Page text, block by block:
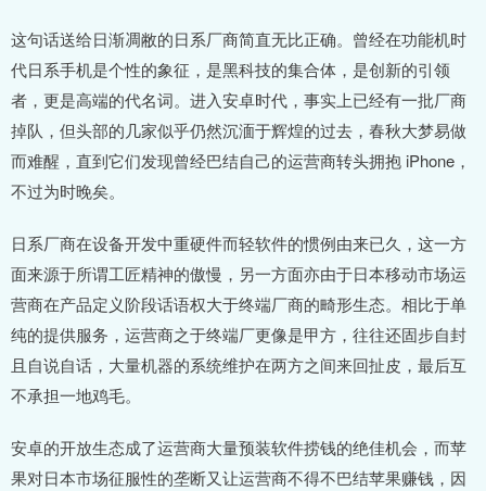
这句话送给日渐凋敝的日系厂商简直无比正确。曾经在功能机时
代日系手机是个性的象征，是黑科技的集合体，是创新的引领
者，更是高端的代名词。进入安卓时代，事实上已经有一批厂商
掉队，但头部的几家似乎仍然沉湎于辉煌的过去，春秋大梦易做
而难醒，直到它们发现曾经巴结自己的运营商转头拥抱 iPhone，
不过为时晚矣。
日系厂商在设备开发中重硬件而轻软件的惯例由来已久，这一方
面来源于所谓工匠精神的傲慢，另一方面亦由于日本移动市场运
营商在产品定义阶段话语权大于终端厂商的畸形生态。相比于单
纯的提供服务，运营商之于终端厂更像是甲方，往往还固步自封
且自说自话，大量机器的系统维护在两方之间来回扯皮，最后互
不承担一地鸡毛。
安卓的开放生态成了运营商大量预装软件捞钱的绝佳机会，而苹
果对日本市场征服性的垄断又让运营商不得不巴结苹果赚钱，因